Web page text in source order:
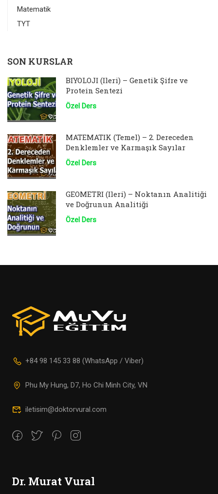
Matematik
TYT
SON KURSLAR
BİYOLOJİ (İleri) – Genetik Şifre ve
Protein Sentezi
Özel Ders
MATEMATİK (Temel) – 2. Dereceden
Denklemler ve Karmaşık Sayılar
Özel Ders
GEOMETRİ (İleri) – Noktanın Analitiği
ve Doğrunun Analitiği
Özel Ders
+84 98 145 33 88 (WhatsApp / Viber)
Phu My Hung, D7, Ho Chi Minh City, VN
iletisim@doktorvural.com
Dr. Murat Vural